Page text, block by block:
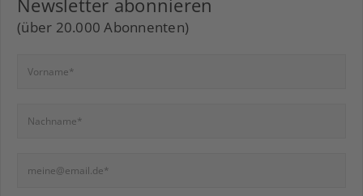
Newsletter abonnieren
(über 20.000 Abonnenten)